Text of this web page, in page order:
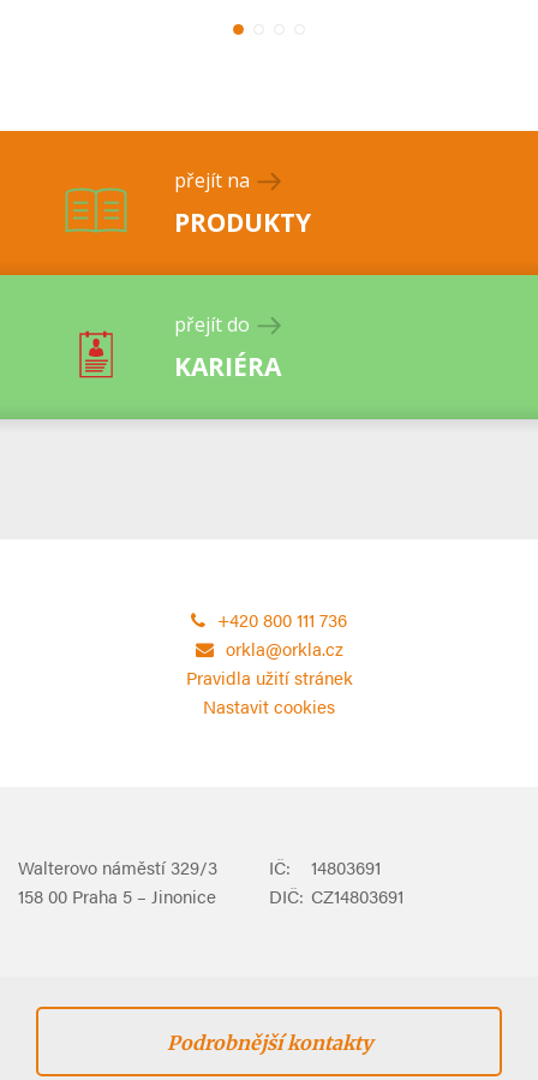
přejít na
PRODUKTY
přejít do
KARIÉRA
+420 800 111 736
orkla@orkla.cz
Pravidla užití stránek
Nastavit cookies
Walterovo náměstí 329/3
158 00 Praha 5 – Jinonice
IČ:
14803691
DIČ: CZ14803691
Podrobnější kontakty